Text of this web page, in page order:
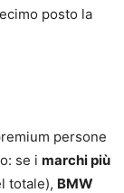
posto la
persone
se i marchi più
totale), BMW